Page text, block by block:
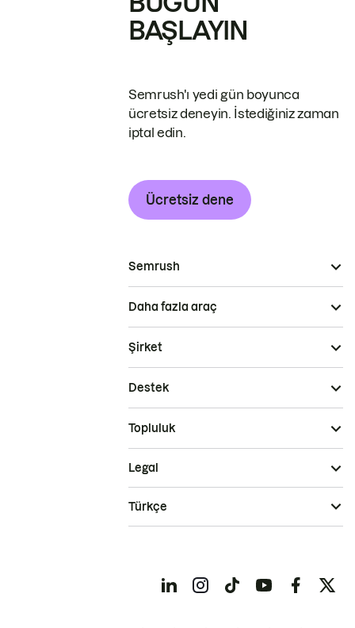
BAŞLAYIN
Semrush'ı yedi gün boyunca
ücretsiz deneyin. İstediğiniz zaman
iptal edin.
Ücretsiz dene
Semrush
Daha fazla araç
Şirket
Destek
Topluluk
Legal
Türkçe